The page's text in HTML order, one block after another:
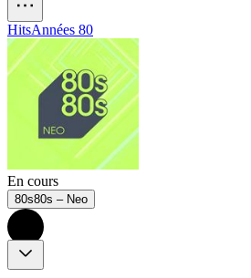
HitsAnnées 80
En cours
80s80s – Neo